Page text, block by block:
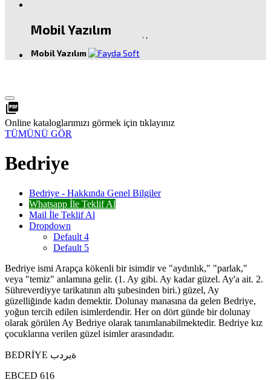
Mobil Yazılım
Mobil Yazılım
. ,
picture_as_pdf
Online kataloglarımızı görmek için tıklayınız
TÜMÜNÜ GÖR
Bedriye
Bedriye - Hakkında Genel Bilgiler
Whatsapp İle Teklif Al
Mail İle Teklif Al
Dropdown
Default 4
Default 5
Bedriye ismi Arapça kökenli bir isimdir ve "aydınlık," "parlak,"
veya "temiz" anlamına gelir. (1. Ay gibi. Ay kadar güzel. Ay'a ait. 2.
Sühreverdiyye tarikatının altı şubesinden biri.) güzel, Ay
güzelliğinde kadın demektir. Dolunay manasına da gelen Bedriye,
yoğun tercih edilen isimlerdendir. Her on dört günde bir dolunay
olarak görülen Ay Bedriye olarak tanımlanabilmektedir. Bedriye kız
çocuklarına verilen güzel isimler arasındadır.
BEDRİYE ةيردب
EBCED 616